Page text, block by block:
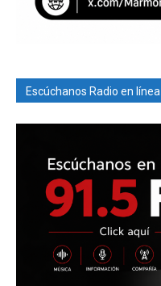
Escúchanos Radio en línea